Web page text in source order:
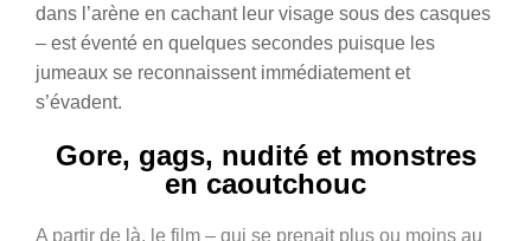
dans l’arène en cachant leur visage sous des casques
– est éventé en quelques secondes puisque les
jumeaux se reconnaissent immédiatement et
s’évadent.
Gore, gags, nudité et monstres
en caoutchouc
A partir de là, le film – qui se prenait plus ou moins au